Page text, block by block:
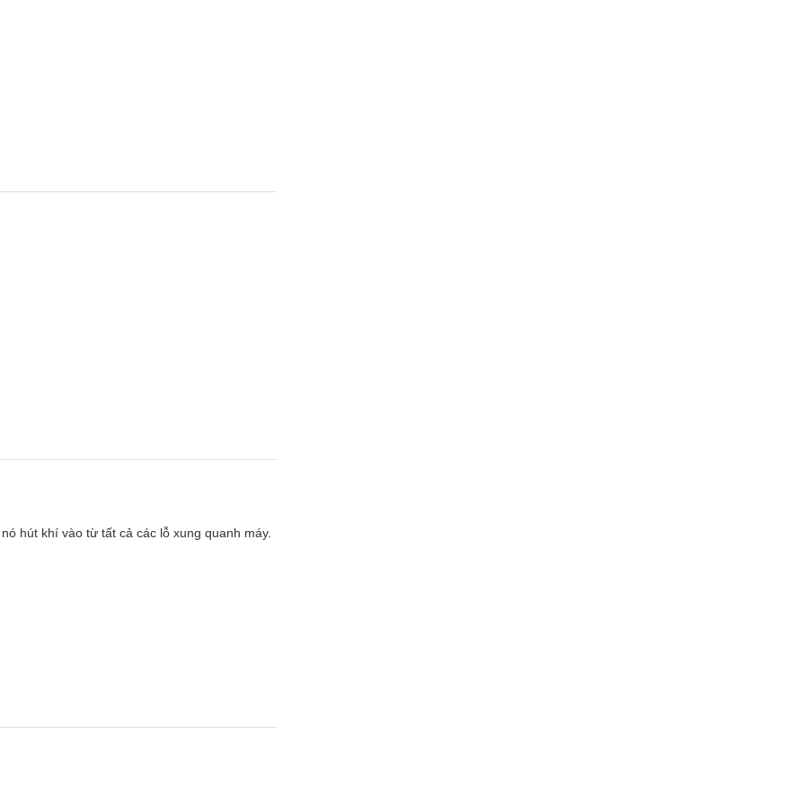
than hoạt tính. Hệ thống lọc 3 bước giúp
bụi bẩn, lông thú cưng,...
khí như khói, phấn hoa, vi trùng,...
khói thuốc lá, chất thải thực phẩm, lông động
khí trong lành hơn.
trong không gian yên tĩnh, độ ồn thấp khi ở
mạnh đã được kiểm nghiệm bởi TÜV - tổ
tín về chất lượng.
hút khí vào từ tất cả các lỗ xung quanh máy.